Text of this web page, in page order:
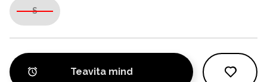
S
Teavita mind